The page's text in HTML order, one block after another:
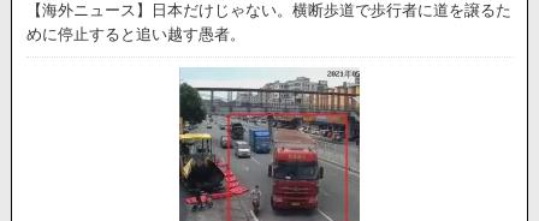
【海外ニュース】日本だけじゃない。横断歩道で歩行者に道を譲るた
めに停止すると追い越す愚者。